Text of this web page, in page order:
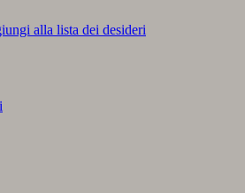
alla lista dei desideri